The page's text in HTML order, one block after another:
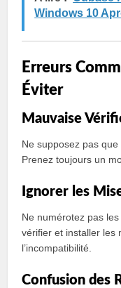
Windows 10
Erreurs
Éviter
Mauvaise
Ne supposez pas
Prenez toujours un
Ignorer les
Ne numérotez pas
vérifier et installer les
l’incompatibilité.
Confusion des